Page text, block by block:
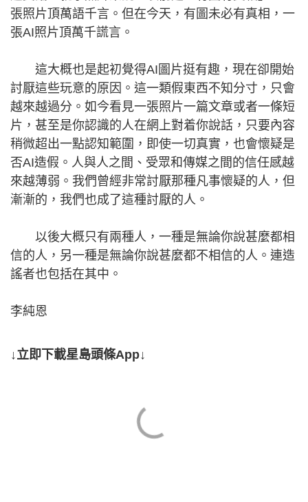
張照片頂萬語千言。但在今天，有圖未必有真相，一
張AI照片頂萬千謊言。
這大概也是起初覺得AI圖片挺有趣，現在卻開始
討厭這些玩意的原因。這一類假東西不知分寸，只會
越來越過分。如今看見一張照片一篇文章或者一條短
片，甚至是你認識的人在網上對着你說話，只要內容
稍微超出一點認知範圍，即使一切真實，也會懷疑是
否AI造假。人與人之間、受眾和傳媒之間的信任感越
來越薄弱。我們曾經非常討厭那種凡事懷疑的人，但
漸漸的，我們也成了這種討厭的人。
以後大概只有兩種人，一種是無論你說甚麼都相
信的人，另一種是無論你說甚麼都不相信的人。連造
謠者也包括在其中。
李純恩
↓立即下載星島頭條App↓